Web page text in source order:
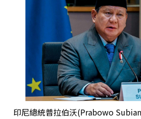
印尼總統普拉伯沃(Prabowo